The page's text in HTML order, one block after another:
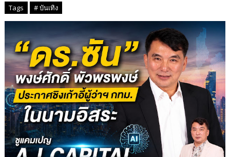
Tags # บันเทิง